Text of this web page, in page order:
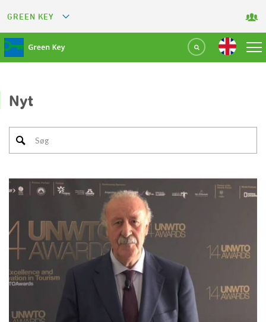
GREEN KEY
GREEN RESTAURANT
GREEN SPORT FACILITY
GREEN TOURISM ORGANIZATION
GREEN ATTRACTION
Nyt